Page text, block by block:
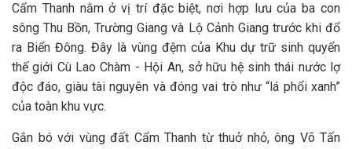
Cẩm Thanh nằm ở vị trí đặc biệt, nơi hợp lưu của ba con
sông Thu Bồn, Trường Giang và Lộ Cảnh Giang trước khi đổ
ra Biển Đông. Đây là vùng đệm của Khu dự trữ sinh quyển
thế giới Cù Lao Chàm - Hội An, sở hữu hệ sinh thái nước lợ
độc đáo, giàu tài nguyên và đóng vai trò như “lá phổi xanh”
của toàn khu vực.
Gắn bó với vùng đất Cẩm Thanh từ thuở nhỏ, ông Võ Tấn